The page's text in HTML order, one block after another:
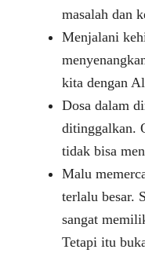
masalah dan
Menjalani
kita dengan
Dosa dalam
ditinggalkan.
tidak bisa
Malu
terlalu besar.
sangat
Tetapi itu